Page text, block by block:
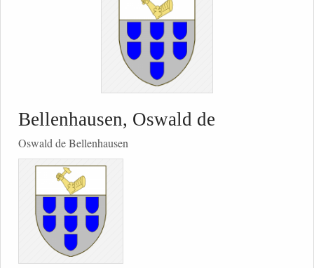
Bellenhausen, Oswald de
Oswald de Bellenhausen